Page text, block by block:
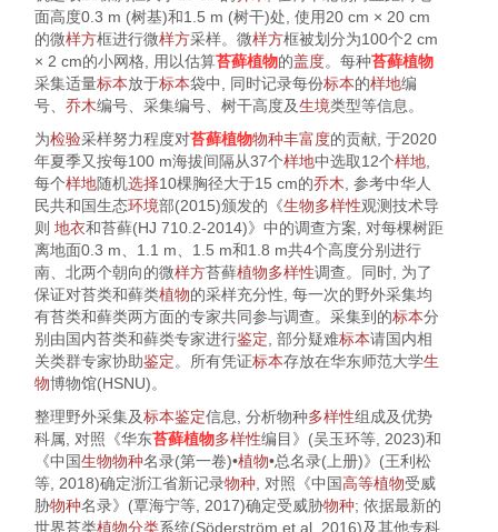
面高度0.3 m (树基)和1.5 m (树干)处, 使用20 cm × 20 cm
的微样方框进行微样方采样。微样方框被划分为100个2 cm
× 2 cm的小网格, 用以估算苔藓植物的盖度。每种苔藓植物
采集适量标本放于标本袋中, 同时记录每份标本的样地编
号、 乔木编号、采集编号、树干高度及生境类型等信息。
为检验采样努力程度对苔藓植物物种丰富度的贡献, 于2020
年夏季又按每100 m海拔间隔从37个样地中选取12个样地
每个样地随机选择10棵胸径大于15 cm的乔木 , 参考中华人
民共和国生态环境部(2015)颁发的《生物多样性观测技术导
则 地衣和苔藓(HJ 710.2-2014)》中的调查方案, 对每棵树距
离地面0.3 m、1.1 m、1.5 m和1.8 m共4个高度分别进行
南、北两个朝向的微样方苔藓植物多样性调查。同时, 为了
保证对苔类和藓类植物的采样充分性, 每一次的野外采集均
有苔类和藓类两方面的专家共同参与调查。采集到的标本分
别由国内苔类和藓类专家进行鉴定 , 部分疑难标本请国内相
关类群专家协助鉴定。所有凭证标本存放在华东师范大学生
物博物馆(HSNU)。
整理野外采集及标本鉴定信息, 分析物种多样性组成及优势
科属, 对照《华东苔藓植物多样性编目》(吴玉环等, 2023)和
《中国生物物种名录(第一卷)•植物•总名录(上册)》(王利松
等, 2018)确定浙江省新记录物种 , 对照《中国高等植物受威
胁物种名录》(覃海宁等, 2017)确定受威胁物种; 依据最新的
世界苔类植物分类系统(Söderström et al, 2016)及其他专科